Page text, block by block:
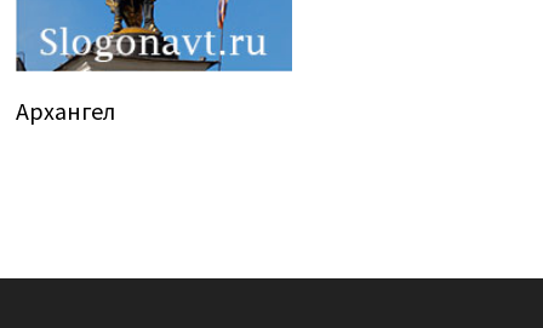
Архангел